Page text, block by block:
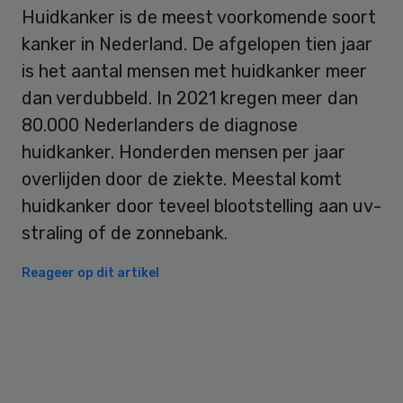
Huidkanker is de meest voorkomende soort
kanker in Nederland. De afgelopen tien jaar
is het aantal mensen met huidkanker meer
dan verdubbeld. In 2021 kregen meer dan
80.000 Nederlanders de diagnose
huidkanker. Honderden mensen per jaar
overlijden door de ziekte. Meestal komt
huidkanker door teveel blootstelling aan uv-
straling of de zonnebank.
Reageer op dit artikel